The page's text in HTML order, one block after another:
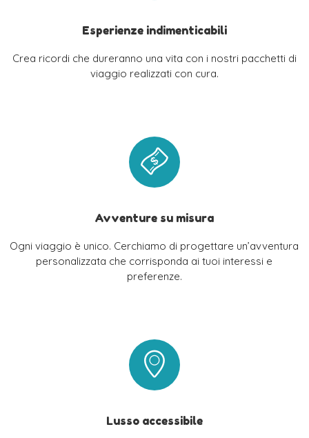
Esperienze indimenticabili
Crea ricordi che dureranno una vita con i nostri pacchetti di
viaggio realizzati con cura.
Avventure su misura
Ogni viaggio è unico. Cerchiamo di progettare un’avventura
personalizzata che corrisponda ai tuoi interessi e
preferenze.
Lusso accessibile